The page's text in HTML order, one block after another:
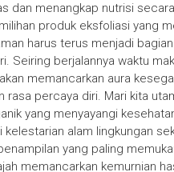
dan menangkap nutrisi
produk eksfoliasi yang
harus terus menjadi
Seiring berjalannya waktu
memancarkan aura
rasa percaya diri. Mari kita
yang menyayangi
kelestarian alam lingkungan
yang paling
memancarkan kemurnian